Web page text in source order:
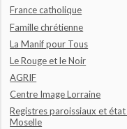
France catholique
Famille chrétienne
La Manif pour Tous
Le Rouge et le Noir
AGRIF
Centre Image Lorraine
Registres paroissiaux et
Moselle